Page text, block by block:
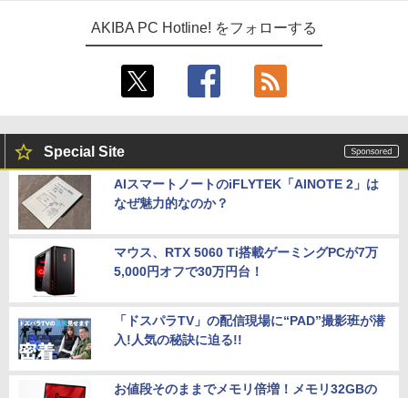
AKIBA PC Hotline! をフォローする
Special Site
AIスマートノートのiFLYTEK「AINOTE 2」は
なぜ魅力的なのか？
マウス、RTX 5060 Ti搭載ゲーミングPCが7万
5,000円オフで30万円台！
「ドスパラTV」の配信現場に“PAD”撮影班が潜
入!人気の秘訣に迫る!!
お値段そのままでメモリ倍増！メモリ32GBの